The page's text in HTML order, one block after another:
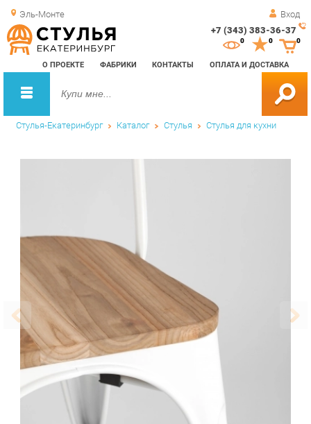
Эль-Монте Вход
+7 (343) 383-36-37
О ПРОЕКТЕ ФАБРИКИ КОНТАКТЫ ОПЛАТА И ДОСТАВКА
0 0
Стулья-Екатеринбург Каталог Стулья Стулья для кухни